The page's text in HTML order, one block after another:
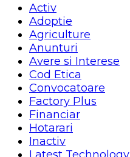
Activ
Adoptie
Agriculture
Anunturi
Avere si Interese
Cod Etica
Convocatoare
Factory Plus
Financiar
Hotarari
Inactiv